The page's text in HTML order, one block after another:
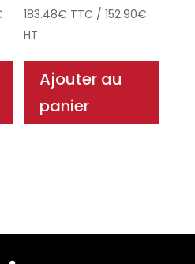
183.48€ TTC /152.90€
HT
Ajouter au
panier